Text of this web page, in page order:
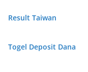
Result Taiwan
Togel Deposit Dana